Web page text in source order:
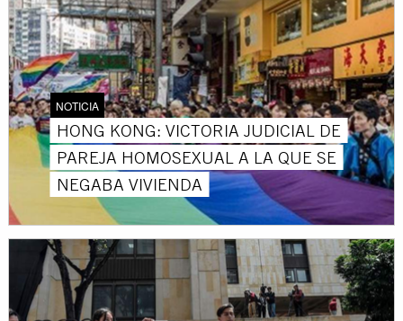
NOTICIA
HONG KONG: VICTORIA JUDICIAL DE
PAREJA HOMOSEXUAL A LA QUE SE
NEGABA VIVIENDA